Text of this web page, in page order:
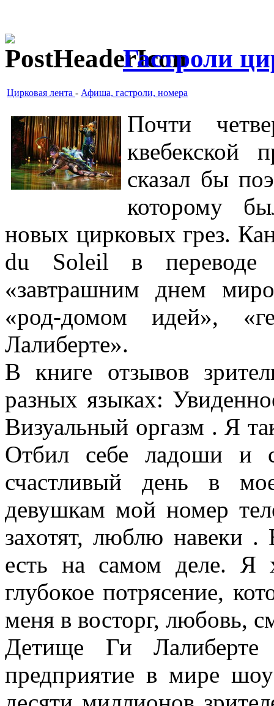
Гастроли
Цирковая лента - Афиша, гастроли, номера
Почти
квебекской
сказал бы
которому
новых цирковых грез.
du Soleil в
«завтрашним днем
«род-домом идей»,
Лалиберте».
В книге отзывов
разных языках:
Визуальный оргазм . Я
Отбил себе ладоши и
счастливый день в
девушкам мой номер
захотят, люблю навеки
есть на самом деле. Я
глубокое потрясение,
меня в восторг, любовь,
Детище Ги Лалиберте
предприятие в мире